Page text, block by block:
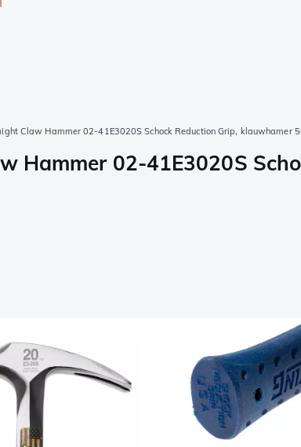
Claw Hammer 02-41E3020S Schock Reduction Grip, klauwhamer
Hammer 02-41E3020S